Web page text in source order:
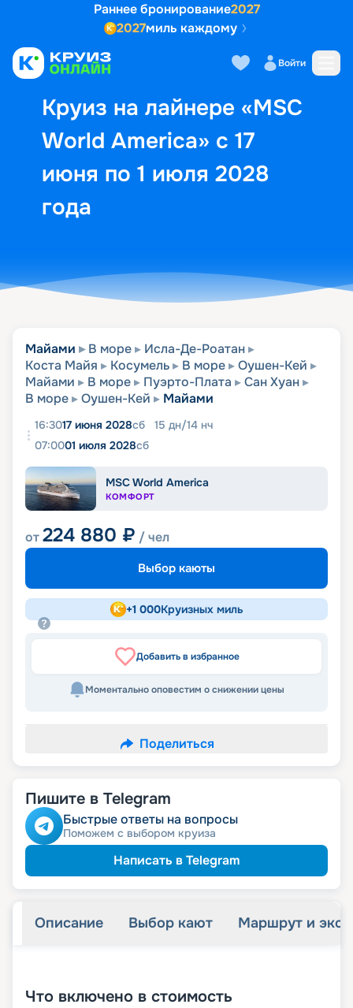
Раннее бронирование2027
2027миль каждому
Войти
Круиз на лайнере «MSC
World America» с 17
июня по 1 июля 2028
года
Выбор кают Маршрут и
Майами В море
Исла-Де-Роатан
Коста Майя
Косумель В море
Оушен-Кей
Майами
В море Пуэрто-Плата
Сан Хуан
В море
Оушен-Кей Майами
16:3017 июня 2028сб 15 дн/14 нч
07:0001 июля 2028сб
MSC World America
КОМФОРТ
от224 880 ₽ / чел
Выбор каюты
+1 000Круизных миль
Добавить в избранное
Моментально оповестим о снижении цены
Поделиться
Пишите в Telegram
Быстрые ответы на вопросы
Поможем с выбором круиза
Написать в Telegram
Описание Выбор кают Маршрут и
Что включено в стоимость